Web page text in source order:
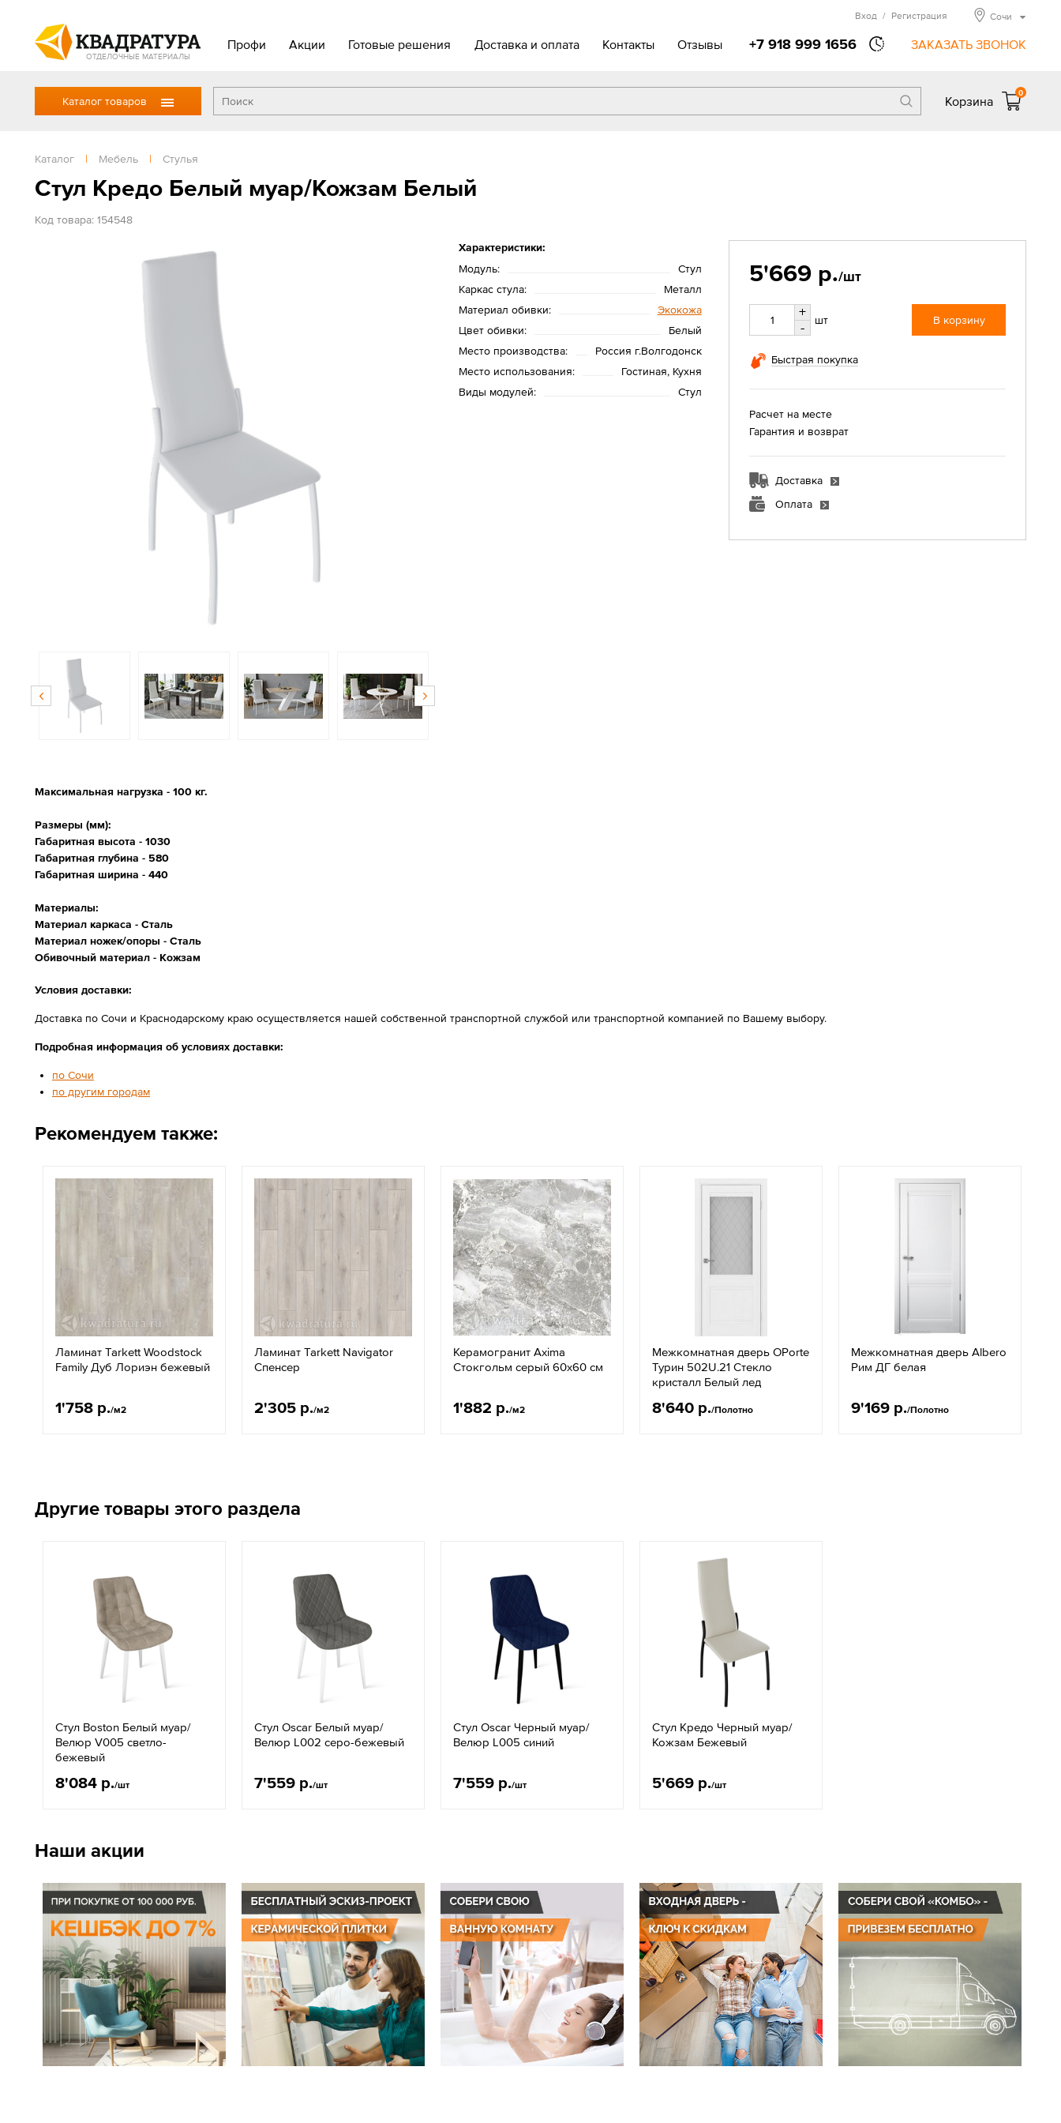
ОТДЕЛОЧНЫЕ МАТЕРИАЛЫ
Профи Акции Готовые решения Доставка и оплата Контакты Отзывы +7 918 999 1656 ЗАКАЗАТЬ ЗВОНОК
Вход / Регистрация Сочи
Каталог товаров Корзина
0
Каталог | Мебель | Стулья
Стул Кредо Белый муар/Кожзам Белый
Код товара: 154548
Характеристики:
Модуль:
Стул
Каркас стула:
Металл
Материал обивки:
Экокожа
Цвет обивки:
Белый
Место производства:
Россия г.Волгодонск
Место использования:
Гостиная, Кухня
Виды модулей:
Стул
5'669 р./шт
+
-
шт В корзину
Быстрая покупка
Расчет на месте
Гарантия и возврат
Доставка
Оплата
Максимальная нагрузка - 100 кг.
Размеры (мм):
Габаритная высота - 1030
Габаритная глубина - 580
Габаритная ширина - 440
Материалы:
Материал каркаса - Сталь
Материал ножек/опоры - Сталь
Обивочный материал - Кожзам
Условия доставки:
Доставка по Сочи и Краснодарскому краю осуществляется нашей собственной транспортной службой или транспортной компанией по Вашему выбору.
Подробная информация об условиях доставки:
по Сочи
по другим городам
Рекомендуем также:
Ламинат Tarkett Woodstock
Family Дуб Лориэн бежевый
1'758 р./м2
Ламинат Tarkett Navigator
Спенсер
2'305 р./м2
Керамогранит Axima
Стокгольм серый 60х60 см
1'882 р./м2
Межкомнатная дверь OPorte
Турин 502U.21 Стекло
кристалл Белый лед
8'640 р./Полотно
Межкомнатная дверь Albero
Рим ДГ белая
9'169 р./Полотно
Другие товары этого раздела
Стул Boston Белый муар/
Велюр V005 светло-
бежевый
8'084 р./шт
Стул Oscar Белый муар/
Велюр L002 серо-бежевый
7'559 р./шт
Стул Oscar Черный муар/
Велюр L005 синий
7'559 р./шт
Стул Кредо Черный муар/
Кожзам Бежевый
5'669 р./шт
Наши акции